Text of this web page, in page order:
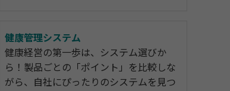
健康管理システム
健康経営の第一歩は、システム選びか
ら！製品ごとの「ポイント」を比較しな
がら、自社にぴったりのシステムを見つ